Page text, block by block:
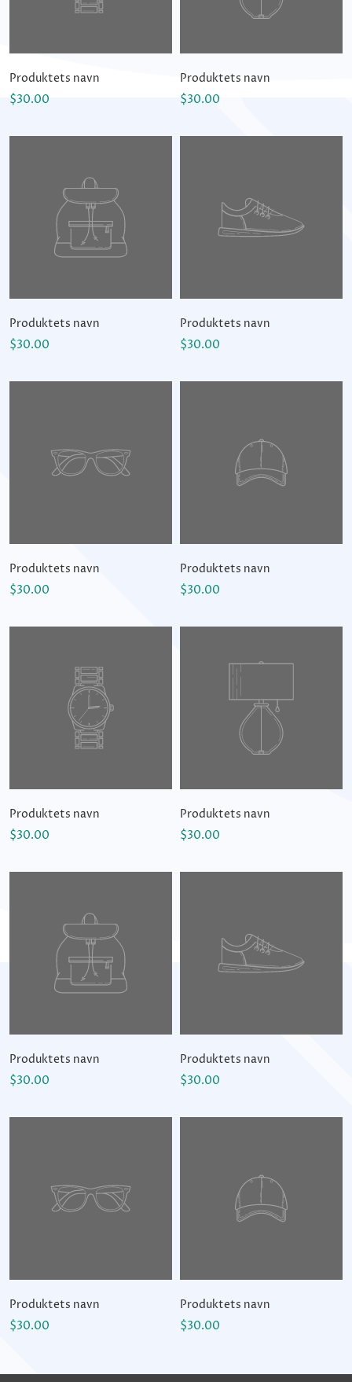
Produktets navn
$30.00
Produktets navn
$30.00
Produktets navn
$30.00
Produktets navn
$30.00
Produktets navn
$30.00
Produktets navn
$30.00
Produktets navn
$30.00
Produktets navn
$30.00
Produktets navn
$30.00
Produktets navn
$30.00
Produktets navn
$30.00
Produktets navn
$30.00